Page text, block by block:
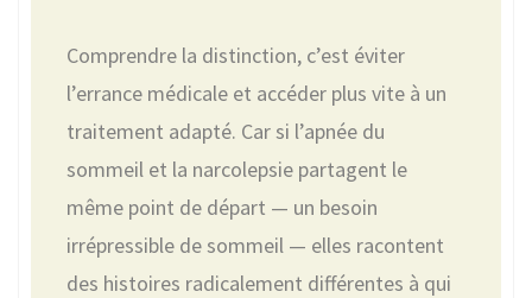
Comprendre la distinction, c’est éviter
l’errance médicale et accéder plus vite à un
traitement adapté. Car si l’apnée du
sommeil et la narcolepsie partagent le
même point de départ — un besoin
irrépressible de sommeil — elles racontent
des histoires radicalement différentes à qui